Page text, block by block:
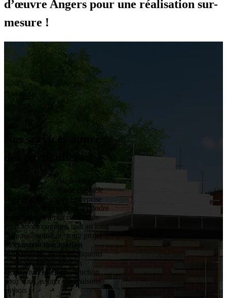
d’œuvre Angers pour une réalisation sur-
mesure !
Nos services auprès
des particuliers
Au service
d’une clientèle
large et variée, notre entreprise
met tout en œuvre pour répondre
à ses besoins. Pour cela, nous
vous accompagnons tout au long
de la réalisation de votre projet
deconstruction maison
individuelle . Nous impliquons
tout notre savoir-faire en
architecture et en construction
pour vous assurer des maisons
en bois :